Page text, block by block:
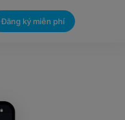
Đăng ký miễn phí